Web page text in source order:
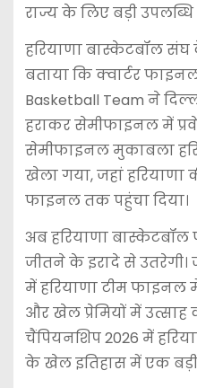
राज्य के लिए बड़ी उपलब्धि
हरियाणा बास्केटबॉल संघ
बताया कि क्वार्टर
Basketball Team ने
हराकर सेमीफाइनल में
सेमीफाइनल मुकाबला
खेला गया, जहां हरियाणा
फाइनल तक पहुंचा दिया।
अब हरियाणा
जीतने के इरादे से उतरेगी।
में हरियाणा टीम फाइनल
और खेल प्रेमियों में उत्साह
चैंपियनशिप 2026 में
के खेल इतिहास में एक बड़ी